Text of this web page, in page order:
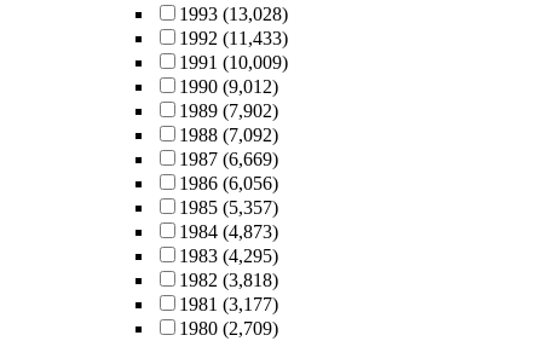
1993 (13,028)
1992 (11,433)
1991 (10,009)
1990 (9,012)
1989 (7,902)
1988 (7,092)
1987 (6,669)
1986 (6,056)
1985 (5,357)
1984 (4,873)
1983 (4,295)
1982 (3,818)
1981 (3,177)
1980 (2,709)